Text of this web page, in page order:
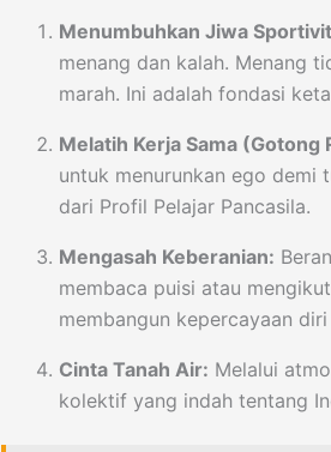
Menumbuhkan Jiwa
menang dan kalah. Menang
marah. Ini adalah fondasi
Melatih Kerja Sama (Gotong
untuk menurunkan ego demi
dari Profil Pelajar Pancasila.
Mengasah Keberanian:
membaca puisi atau
membangun kepercayaan diri
Cinta Tanah Air: Melalui
kolektif yang indah tentang